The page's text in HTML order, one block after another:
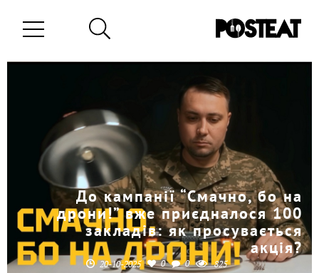
До кампанії “Смачно, бо на
дрони!” вже приєдналося 100
закладів: як просувається
акція?
20-10-2025 0 0 825